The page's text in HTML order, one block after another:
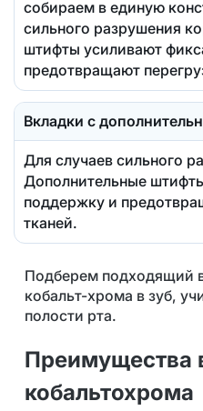
собираем в единую
сильного разрушения
штифты усиливают
предотвращают
Вкладки с
Для случаев сильного
Дополнительные
поддержку и
тканей.
Подберем подходящий
кобальт-хрома в зуб,
полости рта.
Преимущества
кобальтохрома